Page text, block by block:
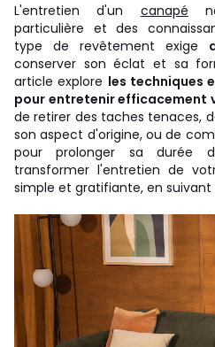
L'entretien d'un canapé
particulière et des
type de revêtement exige
conserver son éclat et sa
article explore les techniques
pour entretenir efficacement
de retirer des taches tenaces,
son aspect d'origine, ou de
pour prolonger sa durée
transformer l'entretien de
simple et gratifiante, en suivant